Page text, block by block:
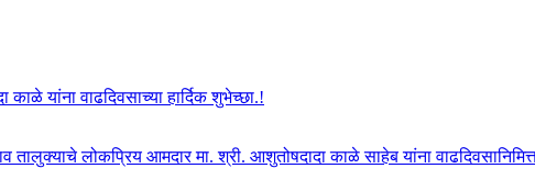
यांना वाढदिवसाच्या हार्दिक शुभेच्छा.!
तालुक्याचे लोकप्रिय आमदार मा. श्री. आशुतोषदादा काळे साहेब यांना